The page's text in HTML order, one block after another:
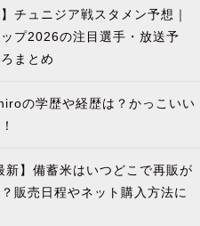
】チュニジア戦スタメン予想｜
プ2026の注目選手・放送予
まとめ
の学歴や経歴は？かっこいい
新】備蓄米はいつどこで再販が
販売日程やネット購入方法に